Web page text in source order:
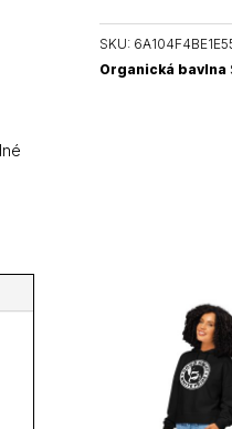
množství
SKU:
Organická bavlna